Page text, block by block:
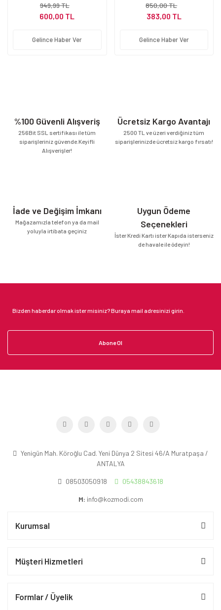
949,99 TL
600,00 TL
Gelince Haber Ver
850,00 TL
383,00 TL
Gelince Haber Ver
%100 Güvenli Alışveriş
256Bit SSL sertifikası ile tüm
siparişleriniz güvende.Keyifli
Alışverişler!
Ücretsiz Kargo Avantajı
2500 TL ve üzeri verdiğiniz tüm
siparişlerinizde ücretsiz kargo fırsatı!
İade ve Değişim İmkanı
Mağazamızla telefon ya da mail
yoluyla irtibata geçiniz
Uygun Ödeme
Seçenekleri
İster Kredi Kartı ister Kapıda isterseniz
de havale ile ödeyin!
Abone Ol
Yenigün Mah. Köroğlu Cad. Yeni Dünya 2 Sitesi 46/A Muratpaşa /
ANTALYA
08503050918 05438843618
M: info@kozmodi.com
Kurumsal
Müşteri Hizmetleri
Formlar / Üyelik